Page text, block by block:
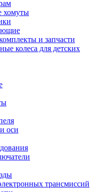
хомуты
и запчасти
колеса для детских
оси
трансмиссий